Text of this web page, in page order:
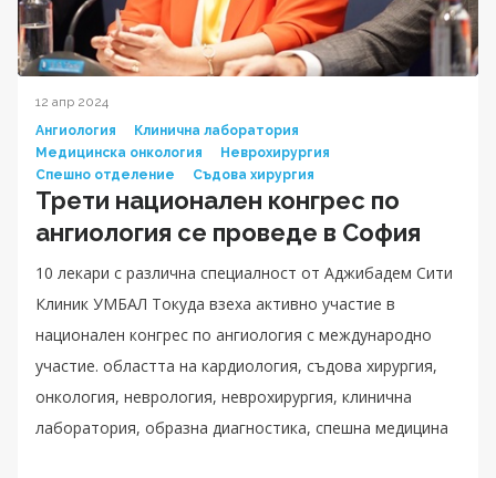
12 апр 2024
Ангиология
Клинична лаборатория
Медицинска онкология
Неврохирургия
Спешно отделение
Съдова хирургия
Трети национален конгрес по
ангиология се проведе в София
10 лекари с различна специалност от Аджибадем Сити
Клиник УМБАЛ Токуда взеха активно участие в
национален конгрес по ангиология с международно
участие. областта на кардиология, съдова хирургия,
онкология, неврология, неврохирургия, клинична
лаборатория, образна диагностика, спешна медицина